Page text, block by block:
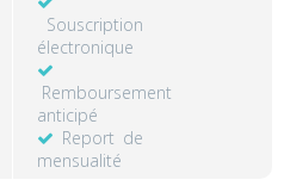
Souscription
électronique
Remboursement
anticipé
Report de
mensualité